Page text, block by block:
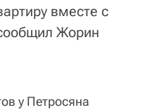
вместе с
Жорин
у Петросяна